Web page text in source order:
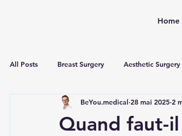
Home
All Posts Breast Surgery Aesthetic Surgery
Conseils & Prévention Médecine aesthetic
Quand faut-
BeYou.medical 28 mai 2025 2